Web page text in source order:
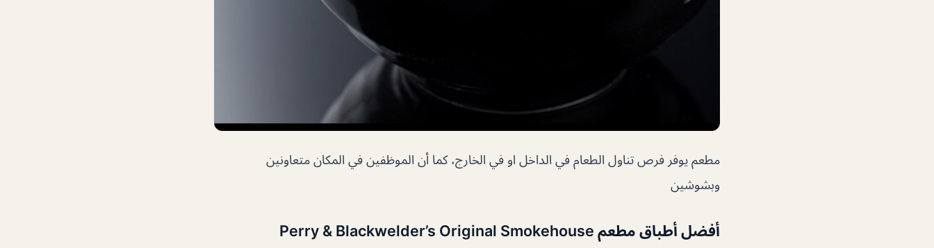
مطعم يوفر فرص تناول الطعام في الداخل او في الخارج، كما أن الموظفين في المكان متعاونين
وبشوشين
أفضل أطباق مطعم Perry & Blackwelder’s Original Smokehouse